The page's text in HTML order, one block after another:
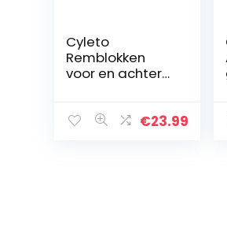
Cyleto
Remblokken
voor en achter
TDM900 2002-
€23.99